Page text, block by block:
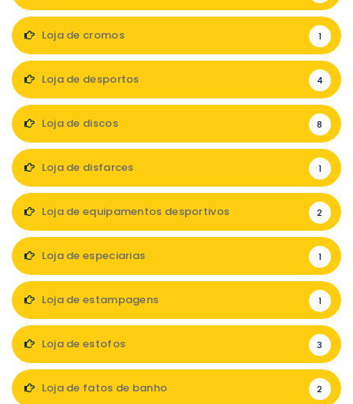
Loja de cromos 1
Loja de desportos 4
Loja de discos 8
Loja de disfarces 1
Loja de equipamentos desportivos 2
Loja de especiarias 1
Loja de estampagens 1
Loja de estofos 3
Loja de fatos de banho 2